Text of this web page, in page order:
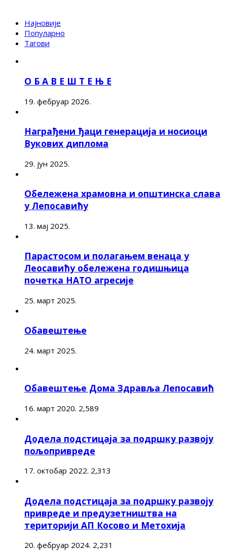
Најновије
Популарно
Тагови
О Б А В Е Ш Т Е Њ Е
19. фебруар 2026.
Награђени ђаци генерација и носиоци
Вукових диплома
29. јун 2025.
Обележена храмовна и општинска слава
у Лепосавићу
13. мај 2025.
Парастосом и полагањем венаца у
Леосавићу обележена годишњица
почетка НАТО агресије
25. март 2025.
Обавештење
24. март 2025.
Обавештење Дома Здравља Лепосавић
16. март 2020. 2,589
Додела подстицаја за подршку развоју
пољопривреде
17. октобар 2022. 2,313
Додела подстицаја за подршку развоју
привреде и предузетништва на
територији АП Косово и Метохија
20. фебруар 2024. 2,231